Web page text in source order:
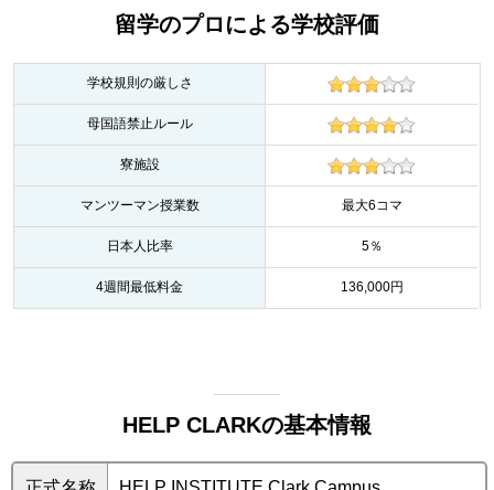
留学のプロによる学校評価
学校規則の厳しさ
母国語禁止ルール
寮施設
マンツーマン授業数 最大6コマ
日本人比率 5％
4週間最低料金 136,000円
HELP CLARKの基本情報